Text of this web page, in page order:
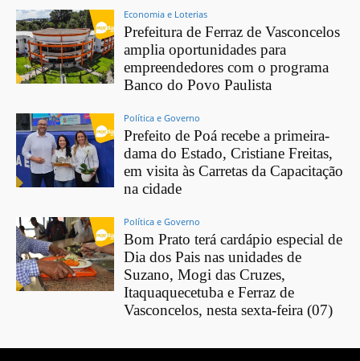
Economia e Loterias
Prefeitura de Ferraz de Vasconcelos
amplia oportunidades para
empreendedores com o programa
Banco do Povo Paulista
Política e Governo
Prefeito de Poá recebe a primeira-
dama do Estado, Cristiane Freitas,
em visita às Carretas da Capacitação
na cidade
Política e Governo
Bom Prato terá cardápio especial de
Dia dos Pais nas unidades de
Suzano, Mogi das Cruzes,
Itaquaquecetuba e Ferraz de
Vasconcelos, nesta sexta-feira (07)